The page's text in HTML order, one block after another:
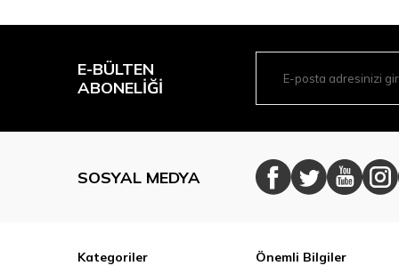
E-BÜLTEN
ABONELIĞI
SOSYAL MEDYA
Kategoriler Önemli Bilgiler